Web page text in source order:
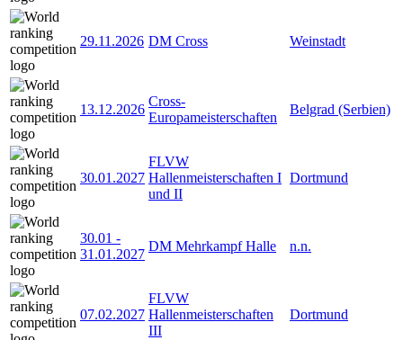
29.11.2026 DM Cross Weinstadt
13.12.2026
Cross-
Europameisterschaften
Belgrad (Serbien)
30.01.2027
FLVW
Hallenmeisterschaften I
und II
Dortmund
30.01 -
31.01.2027
DM Mehrkampf Halle n.n.
07.02.2027
FLVW
Hallenmeisterschaften
III
Dortmund